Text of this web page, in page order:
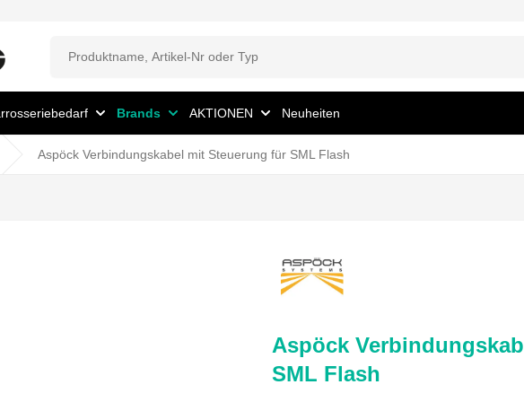
Brands AKTIONEN Neuheiten
Aspöck Verbindungskabel mit Steuerung für SML Flash
Aspöck
SML Flash